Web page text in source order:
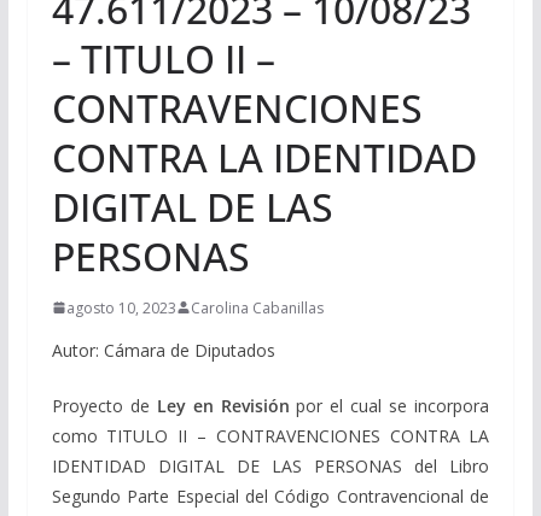
– TITULO II –
CONTRAVENCIONES
CONTRA LA IDENTIDAD
DIGITAL DE LAS
PERSONAS
agosto 10, 2023 Carolina Cabanillas
Autor: Cámara de Diputados
Proyecto de Ley en Revisión por el cual se incorpora
como TITULO II – CONTRAVENCIONES CONTRA LA
IDENTIDAD DIGITAL DE LAS PERSONAS del Libro
Segundo Parte Especial del Código Contravencional de